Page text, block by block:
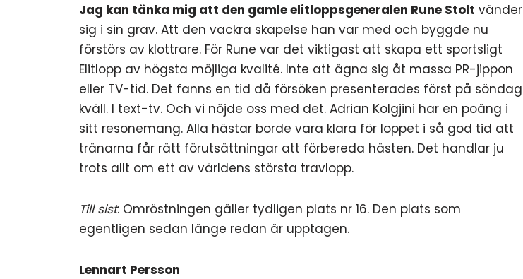
Jag kan tänka mig att den gamle elitloppsgeneralen Rune Stolt vänder
sig i sin grav. Att den vackra skapelse han var med och byggde nu
förstörs av klottrare. För Rune var det viktigast att skapa ett sportsligt
Elitlopp av högsta möjliga kvalité. Inte att ägna sig åt massa PR-jippon
eller TV-tid. Det fanns en tid då försöken presenterades först på söndag
kväll. I text-tv. Och vi nöjde oss med det. Adrian Kolgjini har en poäng i
sitt resonemang. Alla hästar borde vara klara för loppet i så god tid att
tränarna får rätt förutsättningar att förbereda hästen. Det handlar ju
trots allt om ett av världens största travlopp.
Till sist: Omröstningen gäller tydligen plats nr 16. Den plats som
egentligen sedan länge redan är upptagen.
Lennart Persson